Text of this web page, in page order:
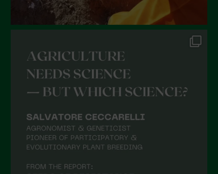
Dicembre 2021
Novembre 2021
Settembre 2021
Agosto 2021
Luglio 2021
Aprile 2021